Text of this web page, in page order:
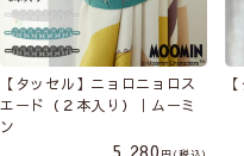
【タッセル】ニョロニョロス
エード（２本入り）｜ムーミ
ン
5,280